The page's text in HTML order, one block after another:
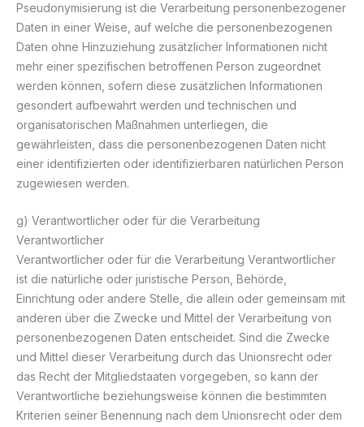
Pseudonymisierung ist die Verarbeitung personenbezogener
Daten in einer Weise, auf welche die personenbezogenen
Daten ohne Hinzuziehung zusätzlicher Informationen nicht
mehr einer spezifischen betroffenen Person zugeordnet
werden können, sofern diese zusätzlichen Informationen
gesondert aufbewahrt werden und technischen und
organisatorischen Maßnahmen unterliegen, die
gewährleisten, dass die personenbezogenen Daten nicht
einer identifizierten oder identifizierbaren natürlichen Person
zugewiesen werden.
g) Verantwortlicher oder für die Verarbeitung
Verantwortlicher
Verantwortlicher oder für die Verarbeitung Verantwortlicher
ist die natürliche oder juristische Person, Behörde,
Einrichtung oder andere Stelle, die allein oder gemeinsam mit
anderen über die Zwecke und Mittel der Verarbeitung von
personenbezogenen Daten entscheidet. Sind die Zwecke
und Mittel dieser Verarbeitung durch das Unionsrecht oder
das Recht der Mitgliedstaaten vorgegeben, so kann der
Verantwortliche beziehungsweise können die bestimmten
Kriterien seiner Benennung nach dem Unionsrecht oder dem